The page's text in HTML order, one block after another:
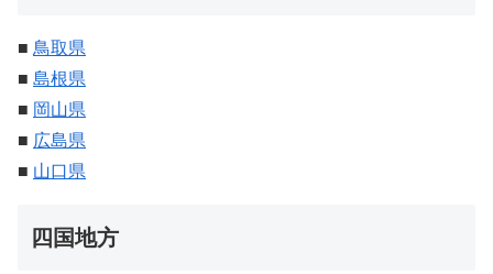
■ 鳥取県
■ 島根県
■ 岡山県
■ 広島県
■ 山口県
四国地方